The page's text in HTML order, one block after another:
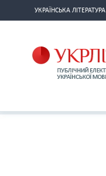
УКРАЇНСЬКА ЛІТЕРАТУРА